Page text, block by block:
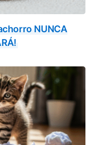
NUNCA